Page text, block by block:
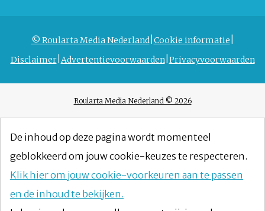
© Roularta Media Nederland Cookie informatie
Disclaimer Advertentievoorwaarden Privacyvoorwaarden
Roularta Media Nederland © 2026
De inhoud op deze pagina wordt momenteel
geblokkeerd om jouw cookie-keuzes te respecteren.
Klik hier om jouw cookie-voorkeuren aan te passen
en de inhoud te bekijken.